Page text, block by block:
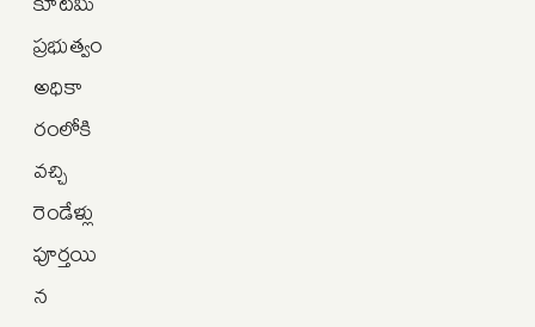
ప్రభుత్వం
అధికా
రంలోకి
వచ్చి
రెండేళ్లు
పూర్తయి
న